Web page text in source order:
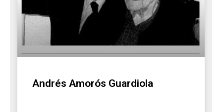
Andrés Amorós Guardiola